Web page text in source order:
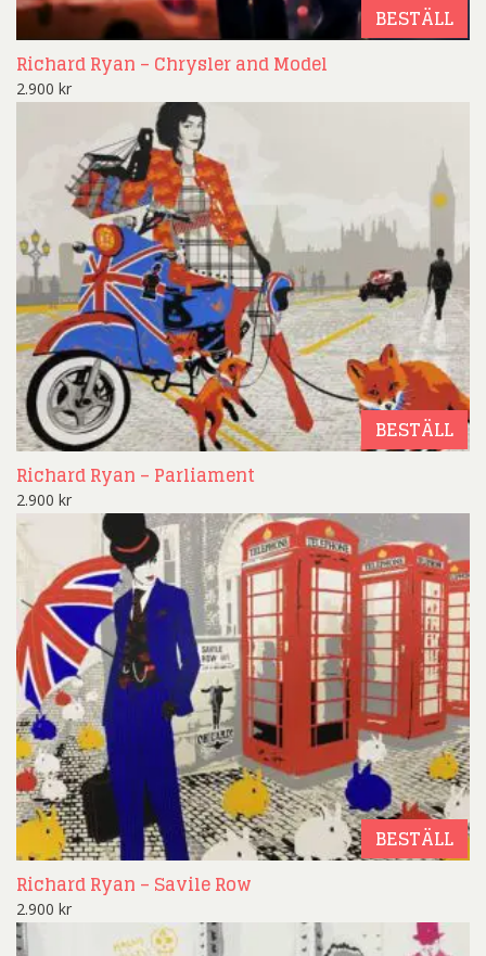
BESTÄLL
Richard Ryan – Chrysler and Model
2.900 kr
BESTÄLL
Richard Ryan – Parliament
2.900 kr
BESTÄLL
Richard Ryan – Savile Row
2.900 kr